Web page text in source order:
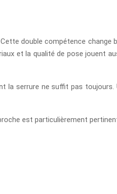
double compétence change
et la qualité de pose jouent
serrure ne suffit pas toujours.
est particulièrement